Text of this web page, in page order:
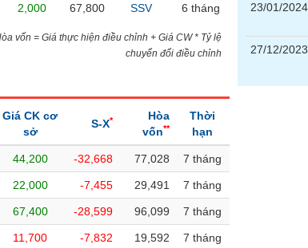
2,000 67,800 SSV 6 tháng
vốn = Giá thực hiện điều chỉnh + Giá CW * Tỷ lệ
chuyển đổi điều chỉnh
Giá CK cơ
sở
S-X*
Hòa
vốn**
Thời
hạn
44,200 -32,668 77,028 7 tháng
22,000 -7,455 29,491 7 tháng
67,400 -28,599 96,099 7 tháng
11,700 -7,832 19,592 7 tháng
23/01/2024
27/12/2023